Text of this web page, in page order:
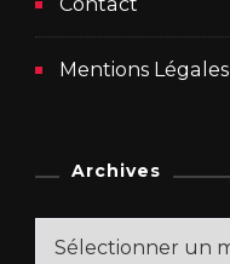
Contact
Mentions Légales
Archives
Archives